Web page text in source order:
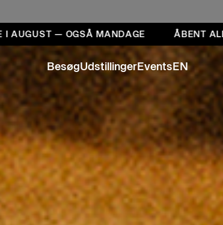
OGSÅ MANDAGE ÅBENT ALLE DAGE I
BesøgUdstillingerEventsEN